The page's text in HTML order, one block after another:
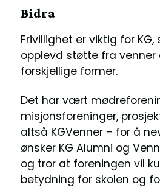
Bidra
Frivillighet er viktig for
opplevd støtte fra venner
forskjellige former.
Det har vært
misjonsforeninger,
altså KGVenner – for å
ønsker KG Alumni og
og tror at foreningen vil
betydning for skolen og